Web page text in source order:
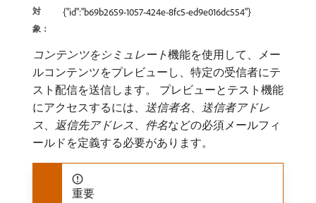
対
象：
{"id":"b69b2659-1057-424e-8fc5-ed9e016dc554"}
コンテンツをシミュレート​機能を使用して、メー
ルコンテンツをプレビューし、特定の受信者にテ
スト配信を送信します。 プレビューとテスト機能
にアクセスするには、 送信者名、 送信者アドレ
ス、 返信先アドレス、 件名​などの必須メールフィ
ールドを定義する必要があります。
重要